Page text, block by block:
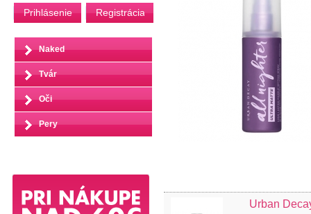
Prihlásenie Registrácia
Naked
Tvár
Oči
Pery
Urban